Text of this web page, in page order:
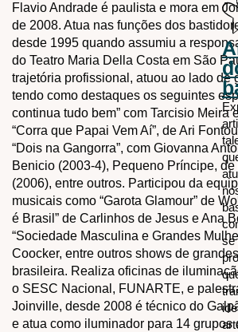
se
Flavio Andrade é paulista e mora em
de 2008. Atua nas funções dos
desde 1995 quando assumiu a
do Teatro Maria Della Costa em São
trajetória profissional, atuou ao lado de
tendo como destaques os seguintes
continua tudo bem” com Tarcisio Meira
“Corra que Papai Vem Aí”, de Ari
“Dois na Gangorra”, com Giovanna
Benicio (2003-4), Pequeno Príncipe,
(2006), entre outros. Participou da
musicais como “Garota Glamour” de
é Brasil” de Carlinhos de Jesus e Ana
“Sociedade Masculina e Grandes
Coocker, entre outros shows de
brasileira. Realiza oficinas de
o SESC Nacional, FUNARTE, e
Joinville, desde 2008 é técnico do
e atua como iluminador para 14 grupos